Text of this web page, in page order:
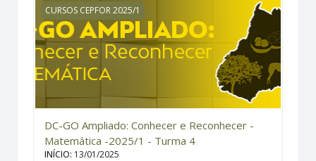
DC-GO Ampliado: Conhecer e Reconhecer -
CURSOS CEPFOR 2025/1
DC-GO Ampliado: Conhecer e Reconhecer -
Matemática -2025/1 - Turma 4
INÍCIO: 13/01/2025